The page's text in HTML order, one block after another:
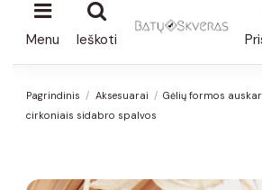
Menu Ieškoti
Pagrindinis Aksesuarai
Gėlių formos
cirkoniais sidabro spalvos